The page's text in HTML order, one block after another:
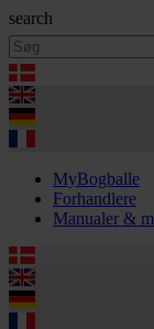
search
MyBogballe
Forhandlere
Manualer &